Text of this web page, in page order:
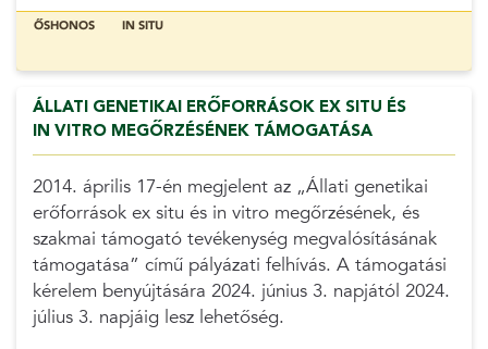
ŐSHONOS IN SITU
ÁLLATI GENETIKAI ERŐFORRÁSOK EX SITU ÉS
IN VITRO MEGŐRZÉSÉNEK TÁMOGATÁSA
2014. április 17-én megjelent az „Állati genetikai
erőforrások ex situ és in vitro megőrzésének, és
szakmai támogató tevékenység megvalósításának
támogatása” című pályázati felhívás. A támogatási
kérelem benyújtására 2024. június 3. napjától 2024.
július 3. napjáig lesz lehetőség.